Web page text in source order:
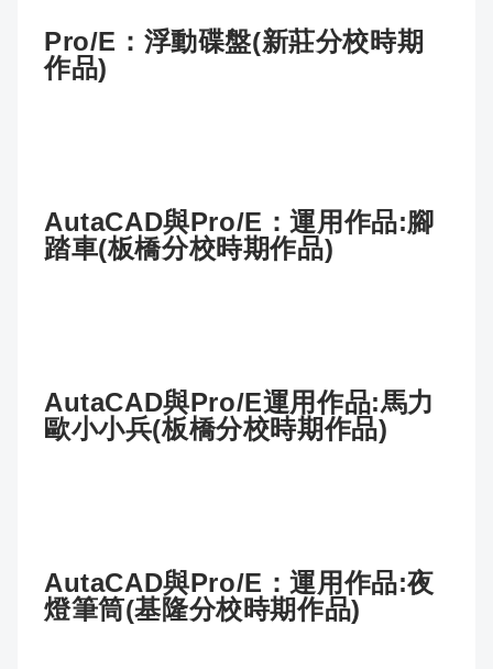
Pro/E：浮動碟盤(新莊分校時期
作品)
AutaCAD與Pro/E：運用作品:腳
踏車(板橋分校時期作品)
AutaCAD與Pro/E運用作品:馬力
歐小小兵(板橋分校時期作品)
AutaCAD與Pro/E：運用作品:夜
燈筆筒(基隆分校時期作品)